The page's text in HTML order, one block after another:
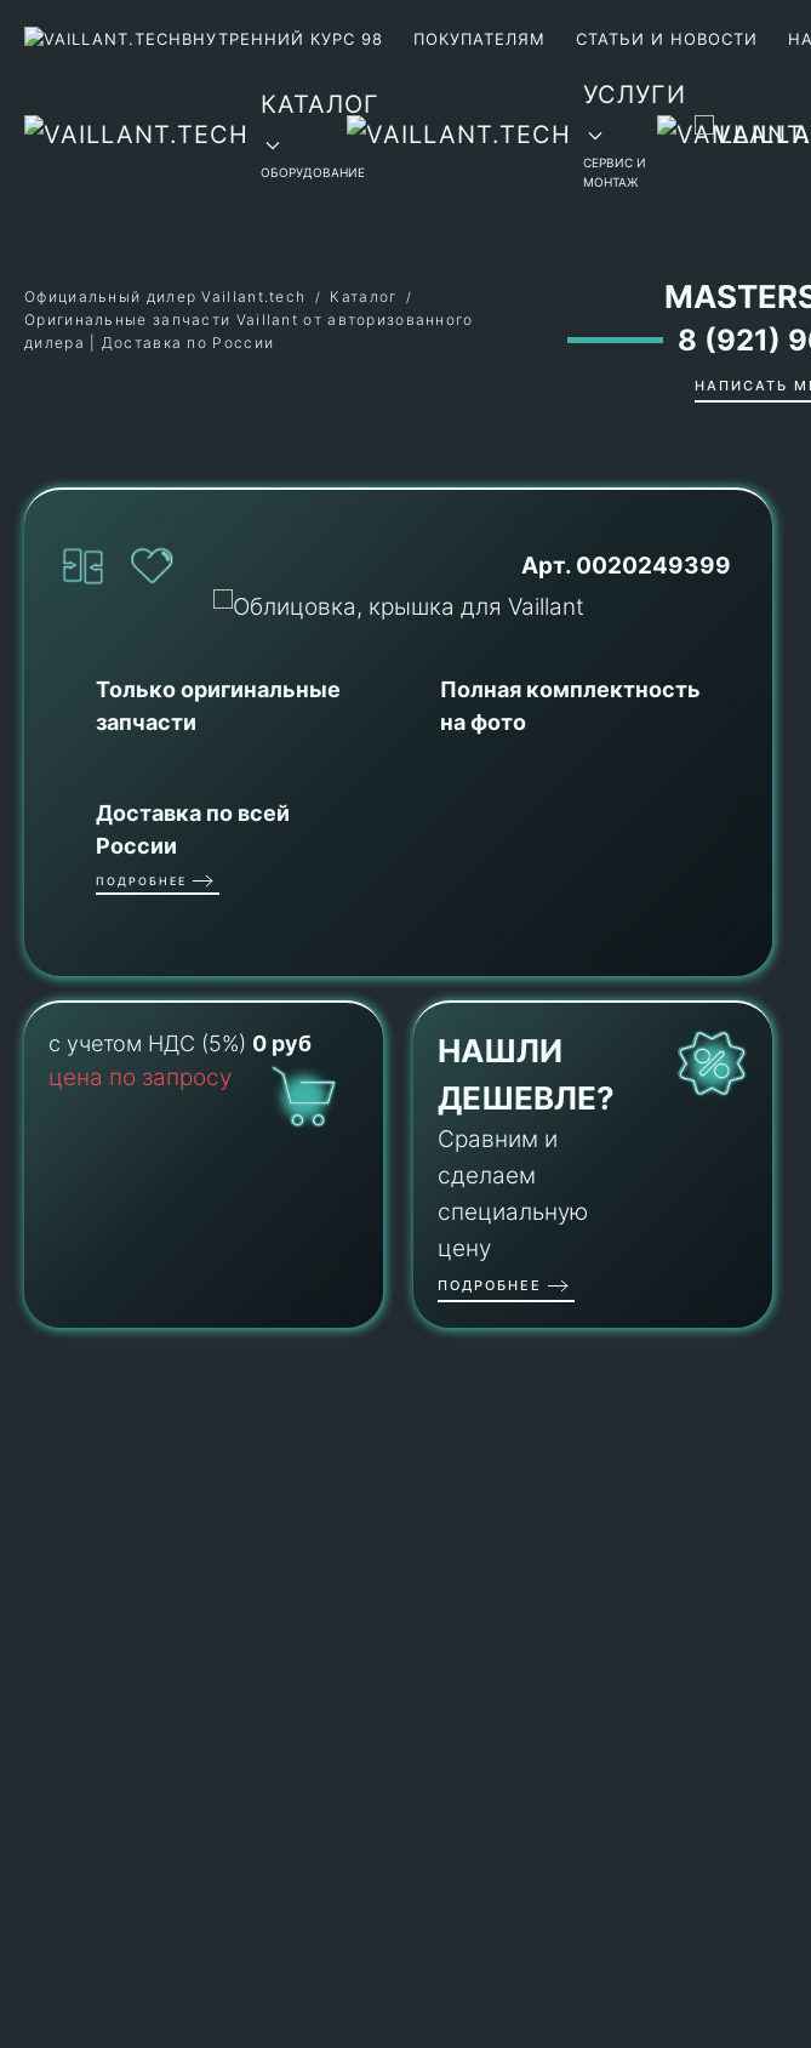
ВНУТРЕННИЙ КУРС 98 ПОКУПАТЕЛЯМ СТАТЬИ И НОВОСТИ
КАТАЛОГ
ОБОРУДОВАНИЕ
УСЛУГИ
СЕРВИС И
МОНТАЖ
8 (921)
НАПИСАТЬ
Официальный дилер Vaillant.tech
Каталог
Оригинальные запчасти Vaillant от авторизованного
дилера | Доставка по России
Арт. 0020249399
Только оригинальные
запчасти
Полная комплектность
на фото
Доставка по всей
России
ПОДРОБНЕЕ
с учетом НДС (5%) 0 руб
цена по запросу
НАШЛИ
ДЕШЕВЛЕ?
Сравним и
сделаем
специальную
цену
ПОДРОБНЕЕ